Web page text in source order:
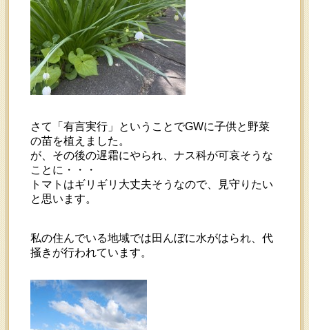
さて「有言実行」ということでGWに子供と野菜
の苗を植えました。
が、その後の遅霜にやられ、ナス科が可哀そうな
ことに・・・
トマトはギリギリ大丈夫そうなので、見守りたい
と思います。
私の住んでいる地域では田んぼに水がはられ、代
掻きが行われています。